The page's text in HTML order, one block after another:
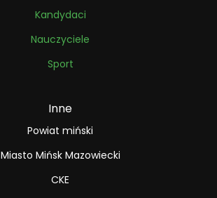
Kandydaci
Nauczyciele
Sport
Inne
Powiat miński
Miasto Mińsk Mazowiecki
CKE